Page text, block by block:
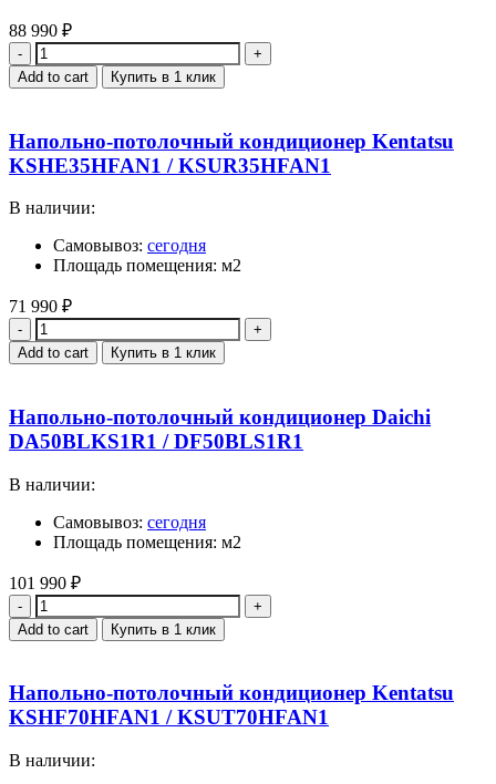
88 990 ₽
Quantity
Add to cart Купить в 1 клик
Напольно-потолочный кондиционер Kentatsu
KSHE35HFAN1 / KSUR35HFAN1
В наличии:
Самовывоз: сегодня
Площадь помещения: м2
71 990 ₽
Quantity
Add to cart Купить в 1 клик
Напольно-потолочный кондиционер Daichi
DA50BLKS1R1 / DF50BLS1R1
В наличии:
Самовывоз: сегодня
Площадь помещения: м2
101 990 ₽
Quantity
Add to cart Купить в 1 клик
Напольно-потолочный кондиционер Kentatsu
KSHF70HFAN1 / KSUT70HFAN1
В наличии: